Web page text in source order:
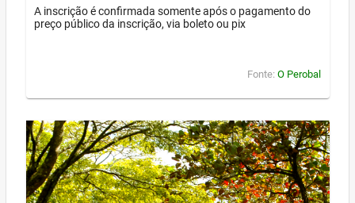
A inscrição é confirmada somente após o pagamento do
preço público da inscrição, via boleto ou pix
Fonte: O Perobal